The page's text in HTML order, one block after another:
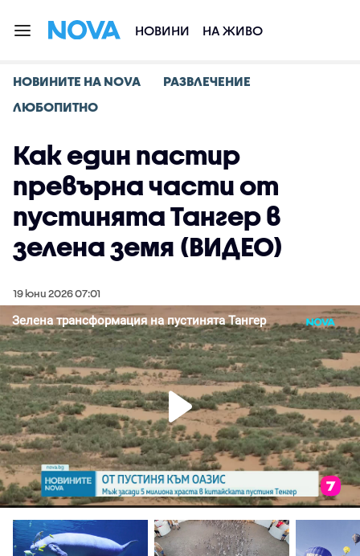
НОВИНИ НА ЖИВО
НОВИНИТЕ НА NOVA
РАЗВЛЕЧЕНИЕ
ЛЮБОПИТНО
Как един пастир
превърна части от
пустинята Тангер в
зелена земя (ВИДЕО)
19 юни 2026 07:01